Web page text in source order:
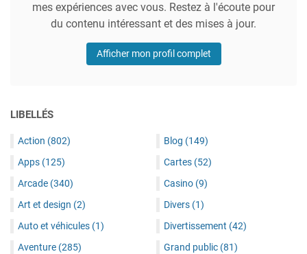
mes expériences avec vous. Restez à l'écoute pour
du contenu intéressant et des mises à jour.
Afficher mon profil complet
LIBELLÉS
Action (802)
Apps (125)
Arcade (340)
Art et design (2)
Auto et véhicules (1)
Aventure (285)
Blog (149)
Cartes (52)
Casino (9)
Divers (1)
Divertissement (42)
Grand public (81)